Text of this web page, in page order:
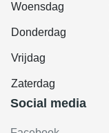
Woensdag
Donderdag
Vrijdag
Zaterdag
Social media